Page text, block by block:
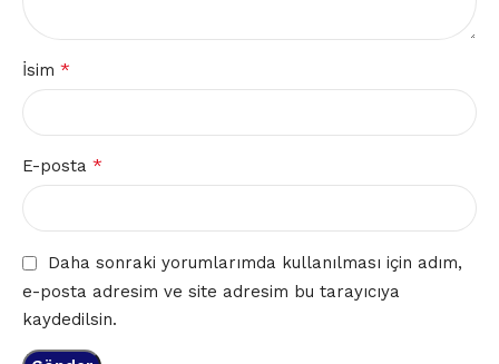
İsim *
E-posta *
Daha sonraki yorumlarımda kullanılması için adım,
e-posta adresim ve site adresim bu tarayıcıya
kaydedilsin.